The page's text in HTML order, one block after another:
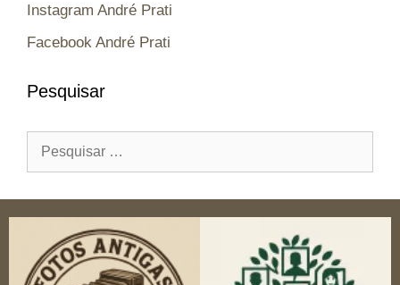
Instagram André Prati
Facebook André Prati
Pesquisar
Pesquisar
por: